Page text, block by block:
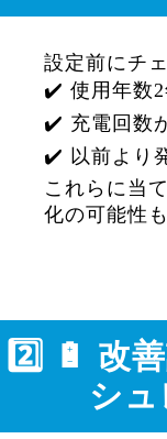
設定前にチ
✔️ 使用年数2
✔️ 充電回数
✔️ 以前より
これらに当
化の可能性
2️⃣ 🔋 改
シ